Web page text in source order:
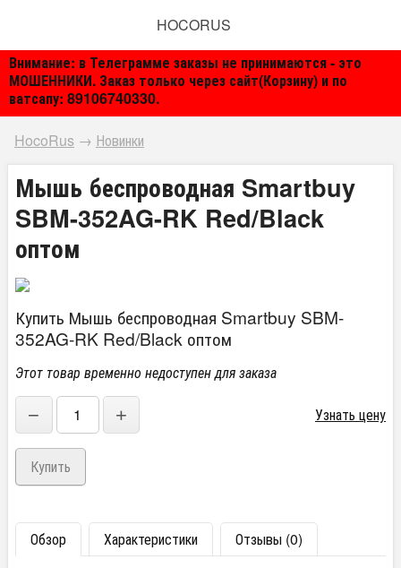
Внимание: в Телеграмме заказы не принимаются - это
МОШЕННИКИ. Заказ только через сайт(Корзину) и по
ватсапу: 89106740330.
HOCORUS
HocoRus → Новинки
Мышь беспроводная Smartbuy
SBM-352AG-RK Red/Black
оптом
Купить Мышь беспроводная Smartbuy SBM-
352AG-RK Red/Black оптом
Этот товар временно недоступен для заказа
− + Узнать цену
Обзор Характеристики
Отзывы (0)